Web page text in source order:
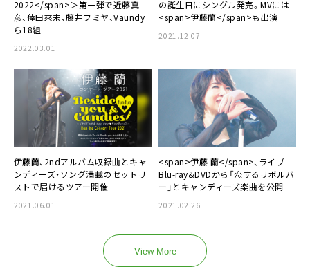
2022</span>＞第一弾で近藤真
彦、倖田來未、藤井フミヤ、Vaundy
ら18組
2022.03.01
の誕生日にシングル発売。MVには
<span>伊藤蘭</span>も出演
2021.12.07
伊藤蘭、2ndアルバム収録曲とキャ
ンディーズ・ソング満載のセットリ
ストで届けるツアー開催
2021.06.01
<span>伊藤 蘭</span>、ライブ
Blu-ray&DVDから「恋するリボルバ
ー」とキャンディーズ楽曲を公開
2021.02.26
View More